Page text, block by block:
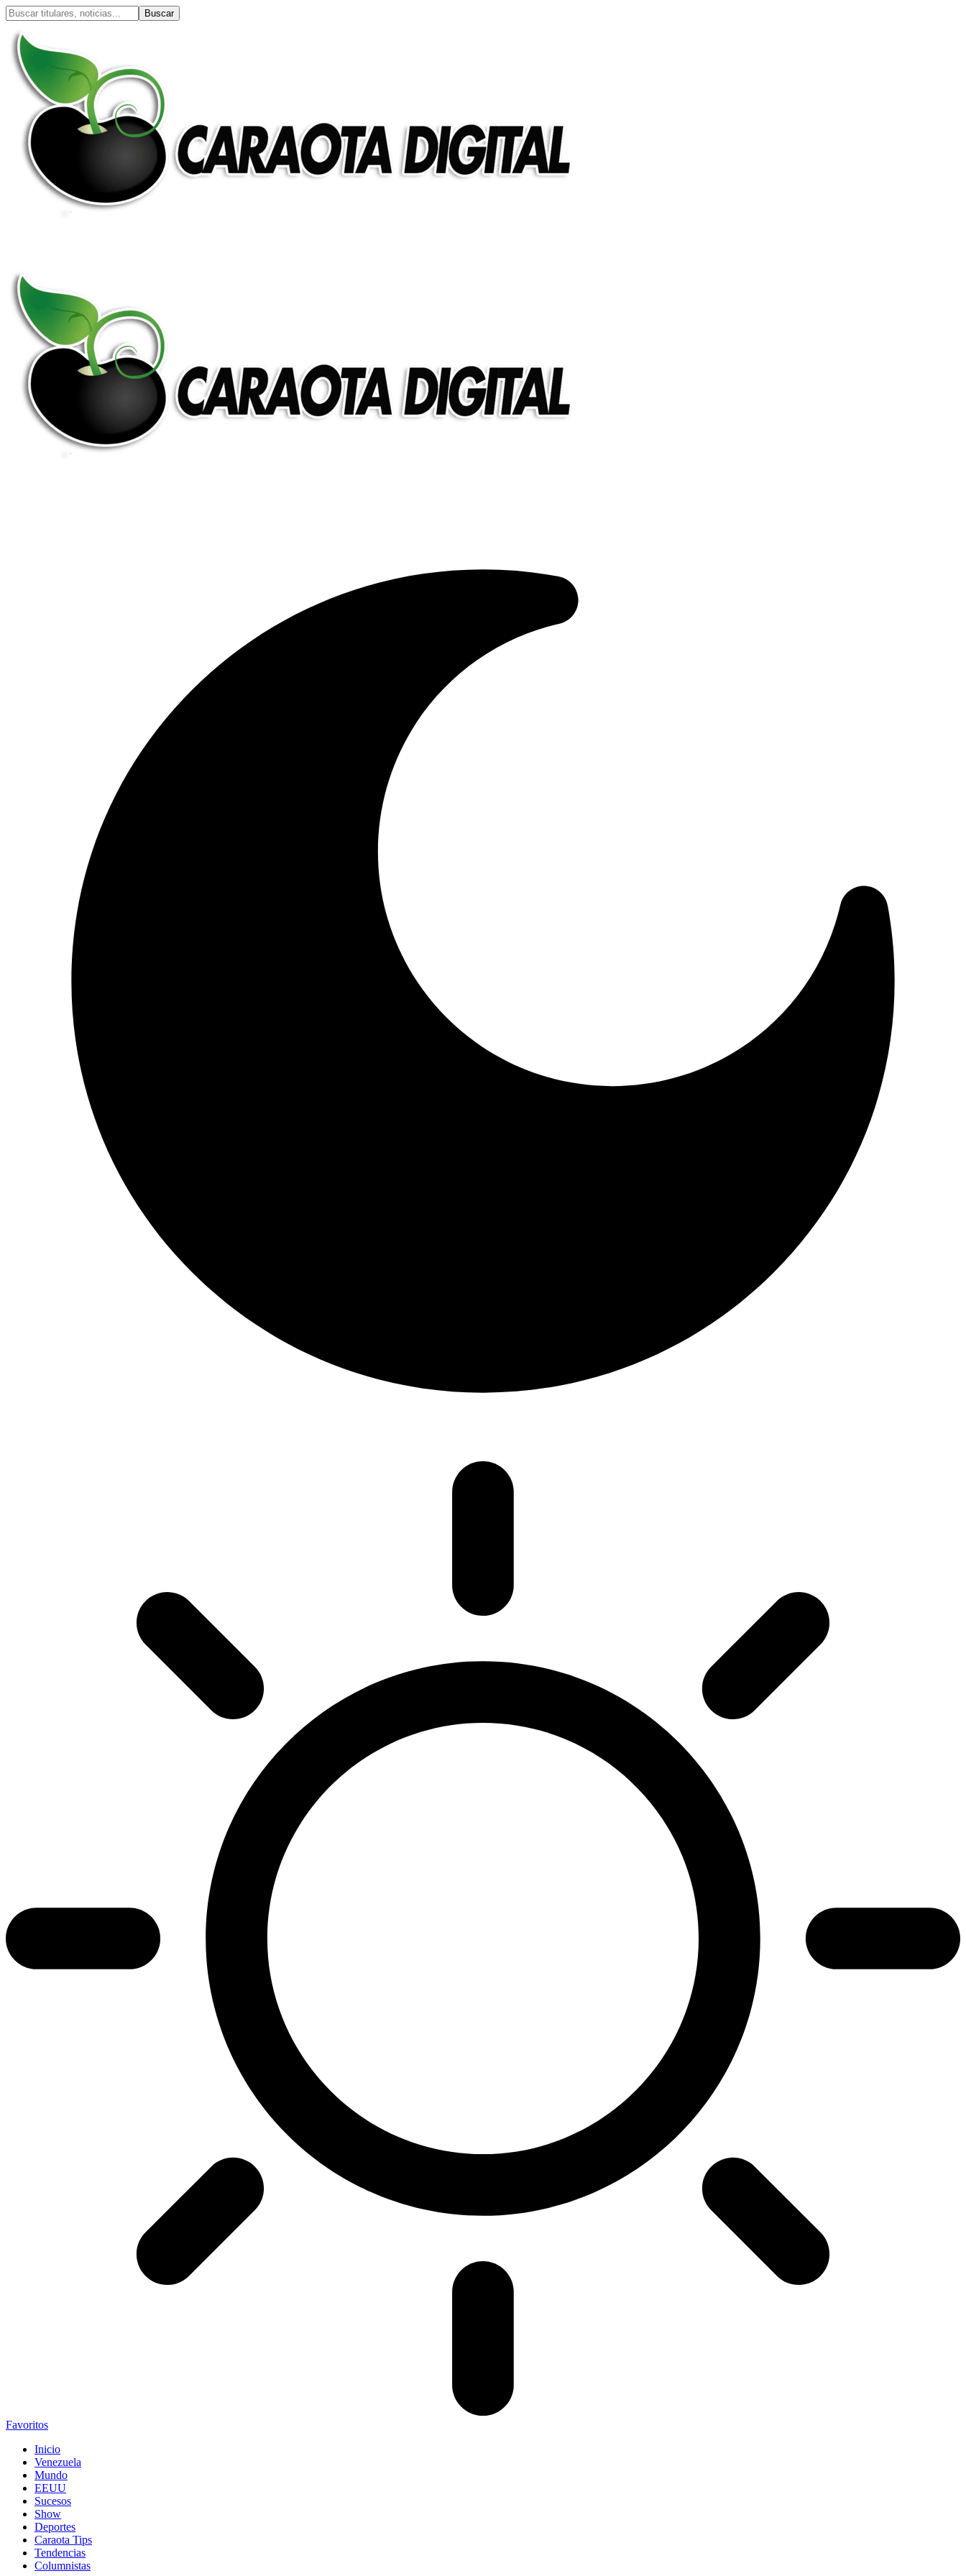
Favoritos
Inicio
Venezuela
Mundo
EEUU
Sucesos
Show
Deportes
Caraota Tips
Tendencias
Columnistas